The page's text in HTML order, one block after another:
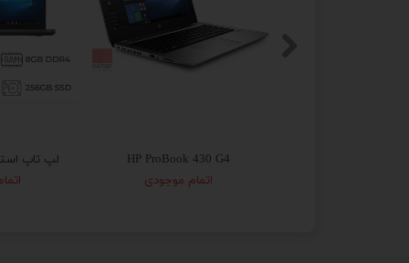
HP ProBook 430 G4
اتمام موجودی